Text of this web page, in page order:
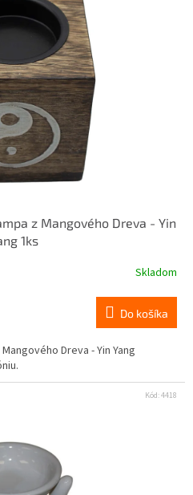
z Mangového Dreva - Yin
1ks
Skladom
Do košíka
Dreva - Yin Yang
Kód:4418